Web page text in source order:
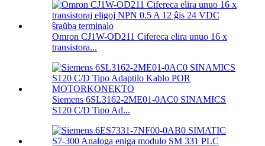
Omron CJ1W-OD211 Cifereca elira unuo 16 x
transistora...
Siemens 6SL3162-2ME01-0AC0 SINAMICS
S120 C/D Tipo Ad...